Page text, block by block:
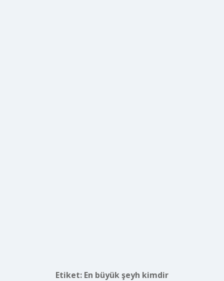
Etiket: En büyük şeyh kimdir